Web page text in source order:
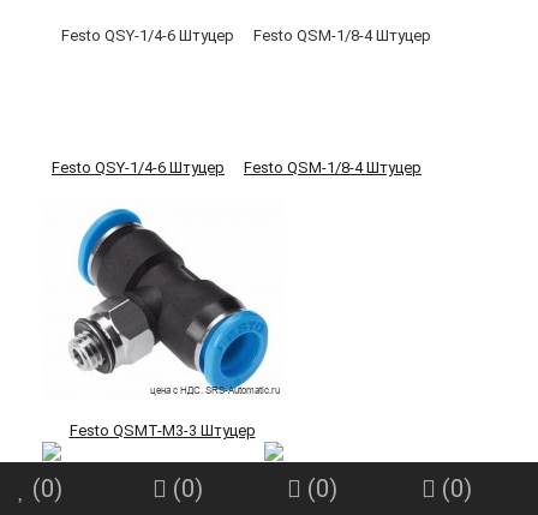
Festo QSY-1/4-6 Штуцер Festo QSM-1/8-4 Штуцер
Festo QSMT-M3-3 Штуцер
(0) (0) (0) (0)